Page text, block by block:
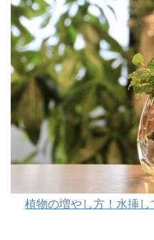
植物の増やし方！水挿